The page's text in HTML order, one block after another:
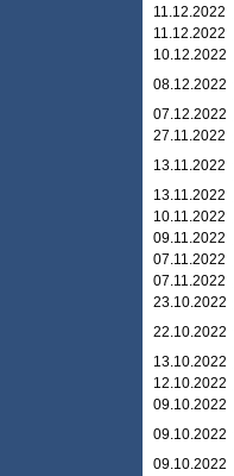
11.12.2022
11.12.2022
10.12.2022
08.12.2022
07.12.2022
27.11.2022
13.11.2022
13.11.2022
10.11.2022
09.11.2022
07.11.2022
07.11.2022
23.10.2022
22.10.2022
13.10.2022
12.10.2022
09.10.2022
09.10.2022
09.10.2022